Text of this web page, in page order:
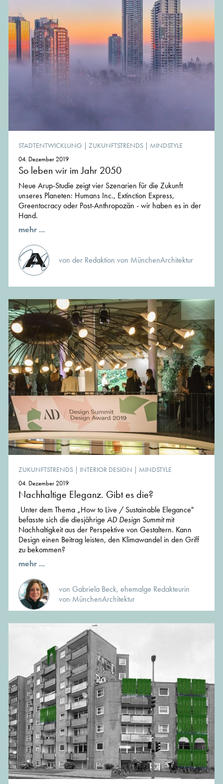
STADTENTWICKLUNG | ZUKUNFTSTRENDS | MINDSTYLE
04. Dezember 2019
So leben wir im Jahr 2050
Neue Arup-Studie zeigt vier Szenarien für die Zukunft
unseres Planeten: Humans Inc., Extinction Express,
Greentocracy oder Post-Anthropozän - wir haben es in der
Hand.
mehr ...
von der Redaktion von MünchenArchitektur
ZUKUNFTSTRENDS | INTERIOR DESIGN | MINDSTYLE
04. Dezember 2019
Nachhaltige Eleganz. Gibt es die?
Unter dem Thema „How to Live / Sustainable Elegance"
befasste sich die diesjährige AD Design Summitmit
Nachhaltigkeit aus der Perspektive von Gestaltern. Kann
Design einen Beitrag leisten, den Klimawandel in den Griff
zu bekommen?
mehr ...
von Gabriela Beck, ehemalge Redakteurin
von MünchenArchitektur